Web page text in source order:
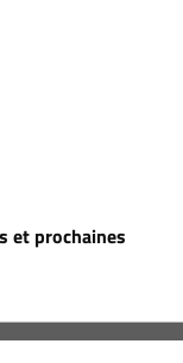
et prochaines